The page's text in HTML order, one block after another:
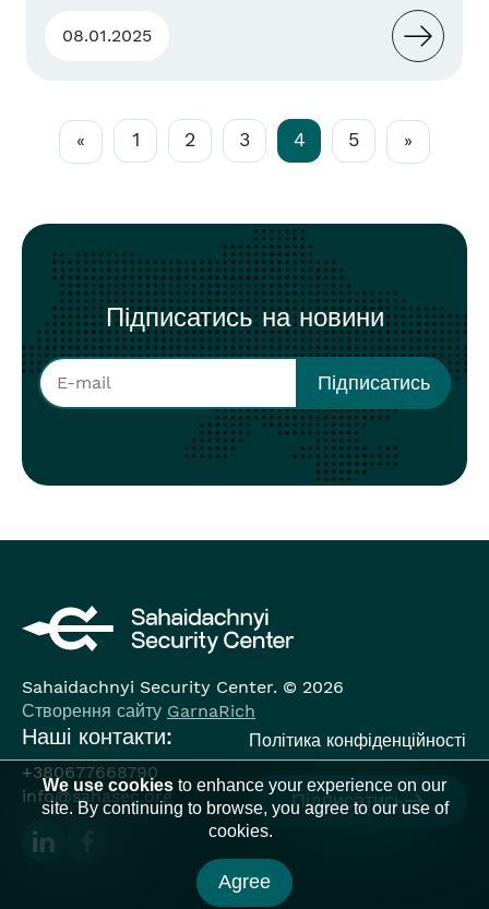
08.01.2025
« 1 2 3 4 5 »
Підписатись на новини
Sahaidachnyi Security Center. © 2026
Створення сайту GarnaRich
Наші контакти:
+380677668790
info@sahasec.org
Політика конфіденційності
Підписатись
We use cookies to enhance your experience on our
site. By continuing to browse, you agree to our use of
cookies.
Agree